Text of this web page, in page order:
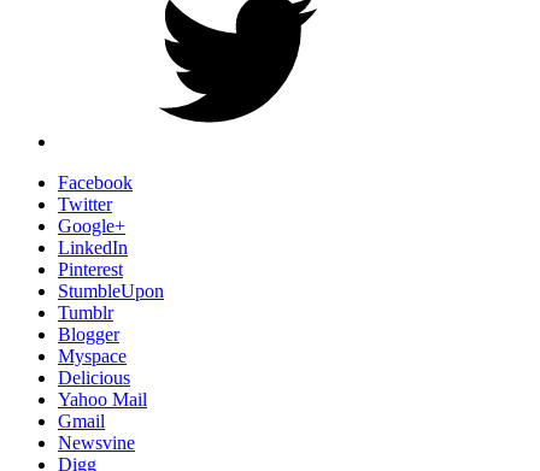
Facebook
Twitter
Google+
LinkedIn
Pinterest
StumbleUpon
Tumblr
Blogger
Myspace
Delicious
Yahoo Mail
Gmail
Newsvine
Digg